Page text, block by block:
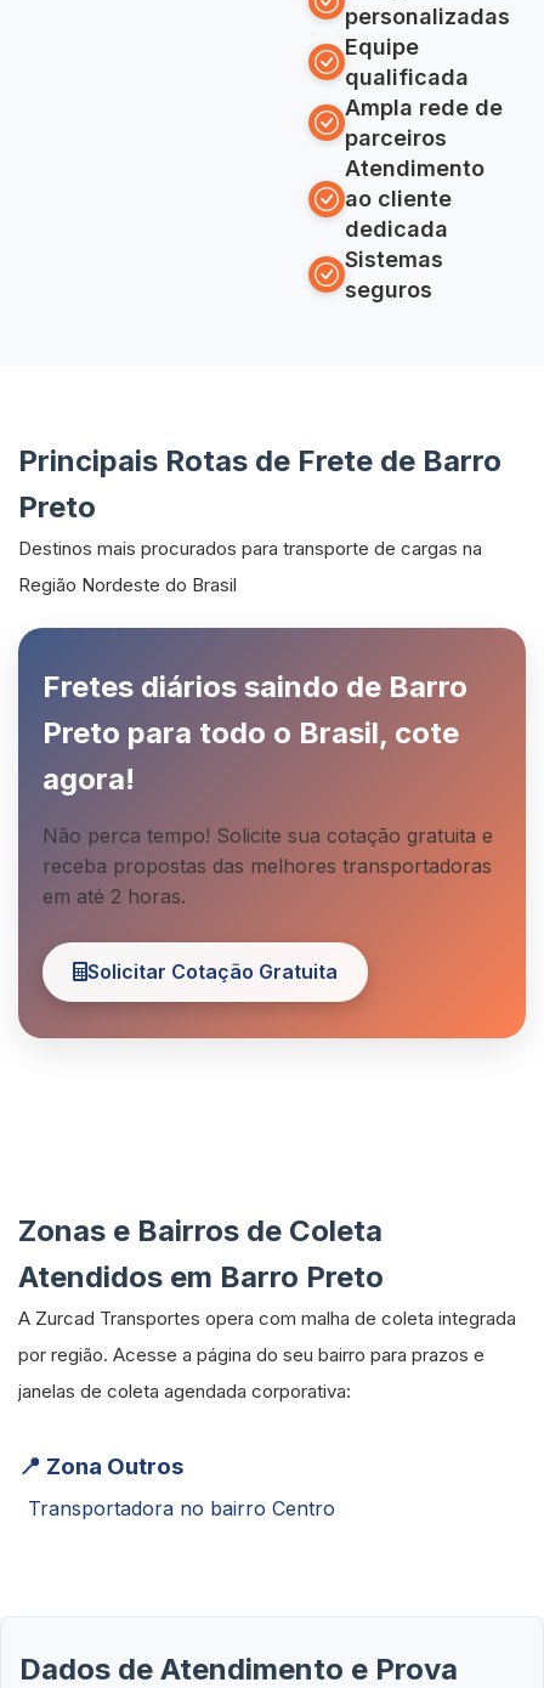
personalizadas
Equipe
qualificada
Ampla rede de
parceiros
Atendimento
ao cliente
dedicada
Sistemas
seguros
Principais Rotas de Frete de Barro
Preto
Destinos mais procurados para transporte de cargas na
Região Nordeste do Brasil
Fretes diários saindo de Barro
Preto para todo o Brasil, cote
agora!
Não perca tempo! Solicite sua cotação gratuita e
receba propostas das melhores transportadoras
em até 2 horas.
Solicitar Cotação Gratuita
Zonas e Bairros de Coleta
Atendidos em Barro Preto
A Zurcad Transportes opera com malha de coleta integrada
por região. Acesse a página do seu bairro para prazos e
janelas de coleta agendada corporativa:
📍 Zona Outros
Transportadora no bairro Centro
Dados de Atendimento e Prova